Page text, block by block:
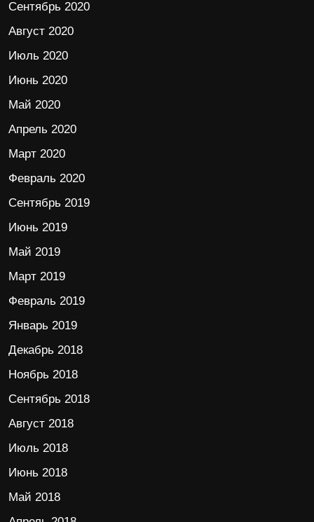
Сентябрь 2020
Август 2020
Июль 2020
Июнь 2020
Май 2020
Апрель 2020
Март 2020
Февраль 2020
Сентябрь 2019
Июнь 2019
Май 2019
Март 2019
Февраль 2019
Январь 2019
Декабрь 2018
Ноябрь 2018
Сентябрь 2018
Август 2018
Июль 2018
Июнь 2018
Май 2018